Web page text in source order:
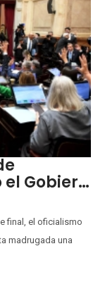
Gobier…
final, el oficialismo
madrugada una